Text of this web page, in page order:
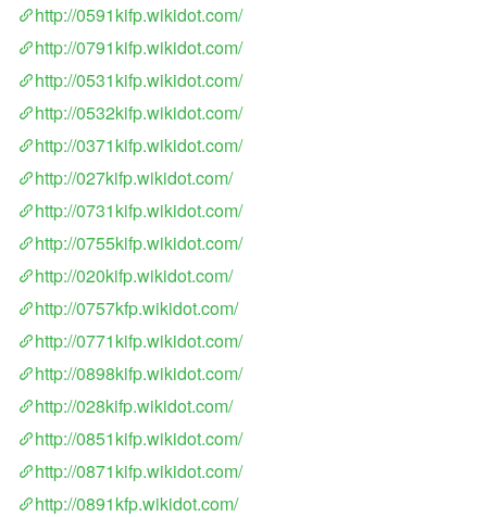
http://0591kifp.wikidot.com/
http://0791kifp.wikidot.com/
http://0531kifp.wikidot.com/
http://0532kifp.wikidot.com/
http://0371kifp.wikidot.com/
http://027kifp.wikidot.com/
http://0731kifp.wikidot.com/
http://0755kifp.wikidot.com/
http://020kifp.wikidot.com/
http://0757kfp.wikidot.com/
http://0771kifp.wikidot.com/
http://0898kifp.wikidot.com/
http://028kifp.wikidot.com/
http://0851kifp.wikidot.com/
http://0871kifp.wikidot.com/
http://0891kfp.wikidot.com/